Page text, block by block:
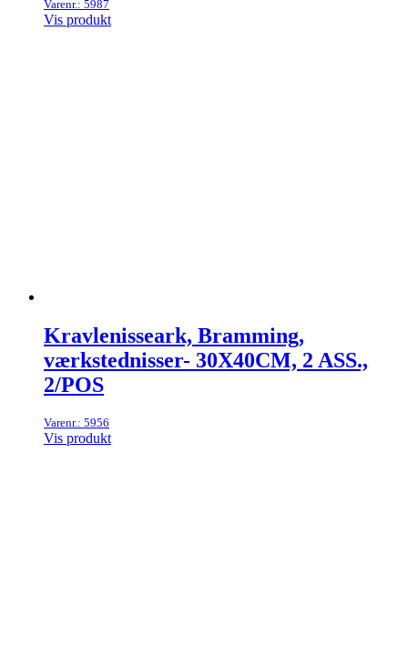
Varenr.: 5987
Vis produkt
Kravlenisseark, Bramming,
værkstednisser- 30X40CM, 2 ASS.,
2/POS
Varenr.: 5956
Vis produkt